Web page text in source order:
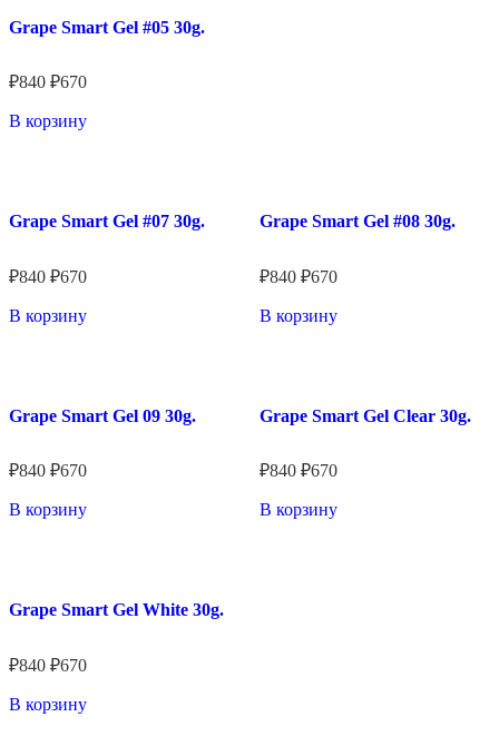
Grape Smart Gel #05 30g.
★★★★★
₽840 ₽670
В корзину
Grape Smart Gel #07 30g.
★★★★★
₽840 ₽670
В корзину
Grape Smart Gel #08 30g.
★★★★★
₽840 ₽670
В корзину
Grape Smart Gel 09 30g.
★★★★★
₽840 ₽670
В корзину
Grape Smart Gel Clear 30g.
★★★★★
₽840 ₽670
В корзину
Grape Smart Gel White 30g.
★★★★★
₽840 ₽670
В корзину